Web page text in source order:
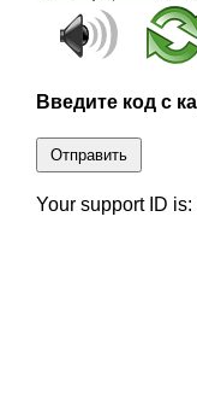
Введите код с
Отправить
Your support ID